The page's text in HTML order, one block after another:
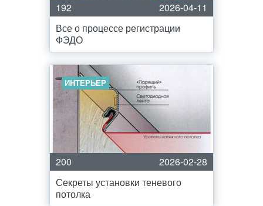
192
2026-04-11
Все о процессе регистрации
ФЭДО
ИНТЕРЬЕР
200
2026-02-28
Секреты установки теневого
потолка